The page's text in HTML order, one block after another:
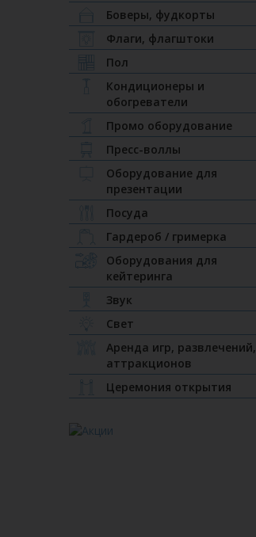
Боверы, фудкорты
Флаги, флагштоки
Пол
Кондиционеры и
обогреватели
Промо оборудование
Пресс-воллы
Оборудование для
презентации
Посуда
Гардероб / гримерка
Оборудования для
кейтеринга
Звук
Свет
Аренда игр, развлечений,
аттракционов
Церемония открытия